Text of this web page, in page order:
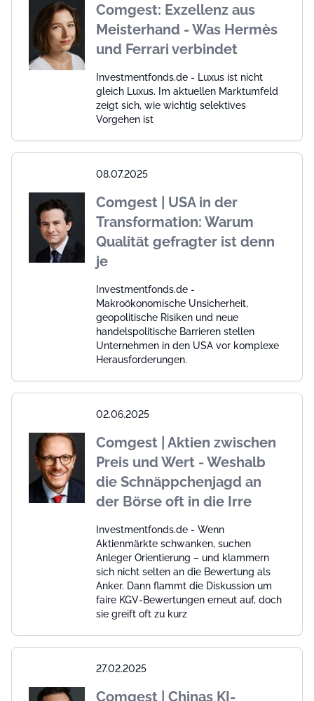
Comgest: Exzellenz aus
Meisterhand - Was Hermès
und Ferrari verbindet
Investmentfonds.de - Luxus ist nicht
gleich Luxus. Im aktuellen Marktumfeld
zeigt sich, wie wichtig selektives
Vorgehen ist
08.07.2025
Comgest | USA in der
Transformation: Warum
Qualität gefragter ist denn
je
Investmentfonds.de -
Makroökonomische Unsicherheit,
geopolitische Risiken und neue
handelspolitische Barrieren stellen
Unternehmen in den USA vor komplexe
Herausforderungen.
02.06.2025
Comgest | Aktien zwischen
Preis und Wert - Weshalb
die Schnäppchenjagd an
der Börse oft in die Irre
Investmentfonds.de - Wenn
Aktienmärkte schwanken, suchen
Anleger Orientierung – und klammern
sich nicht selten an die Bewertung als
Anker. Dann flammt die Diskussion um
faire KGV-Bewertungen erneut auf, doch
sie greift oft zu kurz
27.02.2025
Comgest | Chinas KI-